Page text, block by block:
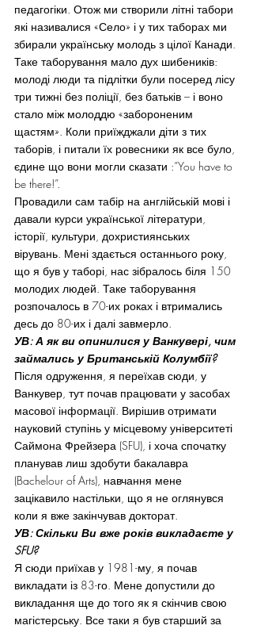
педагогіки. Отож ми створили літні табори
які називалися «Село» і у тих таборах ми
збирали українську молодь з цілої Канади.
Таке таборування мало дух шибеників:
молоді люди та підлітки були посеред лісу
три тижні без поліції, без батьків – і воно
стало між молоддю «забороненим
щастям». Коли приїжджали діти з тих
таборів, і питали їх ровесники як все було,
єдине що вони могли сказати :”You have to
be there!”.
Провадили сам табір на англійській мові і
давали курси української літератури,
історії, культури, дохристиянських
вірувань. Мені здається останнього року,
що я був у таборі, нас зібралось біля 150
молодих людей. Таке таборування
розпочалось в 70-их роках і втримались
десь до 80-их і далі завмерло.
УВ: А як ви опинилися у Ванкувері, чим
займались у Британській Колумбії?
Після одруження, я переїхав сюди, у
Ванкувер, тут почав працювати у засобах
масової інформації. Вирішив отримати
науковий ступінь у місцевому університеті
Саймона Фрейзера (SFU), і хоча спочатку
планував лиш здобути бакалавра
(Bachelour of Arts), навчання мене
зацікавило настільки, що я не оглянувся
коли я вже закінчував докторат.
УВ: Скільки Ви вже років викладаєте у
SFU?
Я сюди приїхав у 1981-му, я почав
викладати із 83-го. Мене допустили до
викладання ще до того як я скінчив свою
магістерську. Все таки я був старший за